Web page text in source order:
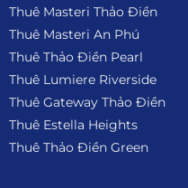
Thuê Masteri Thảo Điền
Thuê Masteri An Phú
Thuê Thảo Điền Pearl
Thuê Lumiere Riverside
Thuê Gateway Thảo Điền
Thuê Estella Heights
Thuê Thảo Điền Green